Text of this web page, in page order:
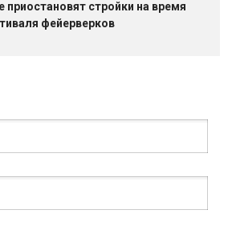
приостановят стройки на время
фейерверков